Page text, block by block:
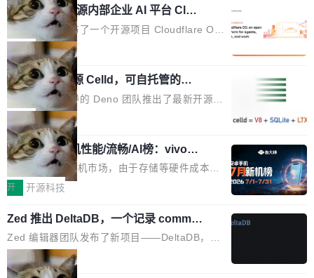
（sum type）。但他说清楚了一件事：这不是类
型系统的学术体操，是日常编码的思维方式。 文
章从一个简单的例子切入。一个网站的深色主题
设置，如果用布尔值 + 可空字段来表示——bool
ean 表示是否可切换，nullable 的默认模式、浅
色方案、深色方案——会产生大量无意义的组
合。方案缺了、配置冲突了、全 null 了。要知道
哪些组合有效，作者说，你得靠"文档、校验、或
者部落知识"。 换个写法。Rust 的 enum，两个
变体：Switchable...
Cloudflare 开源内部企业 AI 平台 Clou
dflare OS
Cloudflare 发布了一个开源项目 Cloudflare O
S。如果你只看官方博客，你会觉得这是又一
个"AI 知识库 + 聊天机器人"——每个大厂都在
做，没什么新鲜的。 但 Kenton Varda 在 Twitte
r 上把事情说清楚了： 今天我们发布了 Cloudfla
re OS，一个带连接器的聊天机器人，跟其他所
有科技公司做的一样。只不过，实际上它不一
样。这是 Sandstorm.io 的重制版，我十年前的
那个创业公司。不同的是，这次它构建在 Cloudf
lare Workers 上——我花了九年时间搭建的平台
——并且深度集成了 AI。这基本上是我十年秘密
计划的顶峰。 十年前，Ken...
局
Deno 团队开源 Celld，可自托管的分
布式 Durable Objects
Ryan Dahl 领导的 Deno 团队推出了最新开源项
目 Celld，一个能在自己机器上运行 Cloudflare
Workers 和 Durable Objects 的守护进程。 设
计思路很直接：每个对象是一个独立的 SQLite
数据库，按名称寻址，复制到你自己的 S3 兼容
存储库里。节点之间只通过这个存储库协调——
个小型数据库，应用天然按分片构建，单个数据
库的竞争和爆炸半径问题在设计层面就被消除
了。 闲置的 cell 会休眠到几乎不占资源。当 cel
l 迁移或唤醒时，新宿主从 S3 恢复 SQLite 数据
局
鲁大师7月新机性能/流畅/AI榜：vivo夺
性能、流畅双第一，三星Galaxy Z系列
新折叠缺席
2026年7月的手机市场，由于存储等硬件成本暴
增，手机厂商的日子也不好过啊，新机速度明显
高价的三星折叠（三星Galaxy Z Fold8 Ultra / Z
Fold8 / Z Flip8）外，其余要么是中低端机器，
例如iQOO Z11i、REDMI Note 17、REDMI No
te 17 Pro、OPPO K15，要么是vivo X300 E这
开 开源科技
Zed 推出 DeltaDB，一个记录 commit
之间所有操作的版本控制系统
Zed 编辑器团队发布了新项目——DeltaDB，一
个在 git commit 之间记录每一次编辑操作的版
本控制系统。目前处于 Early Access 阶段。 De
局